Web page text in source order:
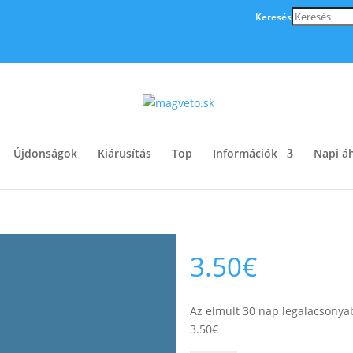
Keresés
Újdonságok Kiárusítás Top Információk Napi
3.50€
Az elmúlt 30 nap
3.50€